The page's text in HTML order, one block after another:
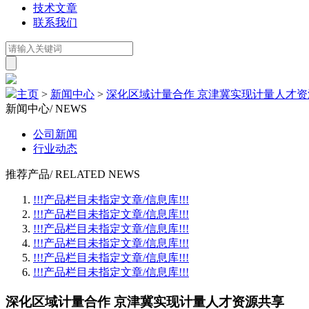
技术文章
联系我们
主页 > 新闻中心 > 深化区域计量合作 京津冀实现计量人才
新闻中心/ NEWS
公司新闻
行业动态
推荐产品/ RELATED NEWS
!!!产品栏目未指定文章/信息库!!!
!!!产品栏目未指定文章/信息库!!!
!!!产品栏目未指定文章/信息库!!!
!!!产品栏目未指定文章/信息库!!!
!!!产品栏目未指定文章/信息库!!!
!!!产品栏目未指定文章/信息库!!!
深化区域计量合作 京津冀实现计量人才资源共享